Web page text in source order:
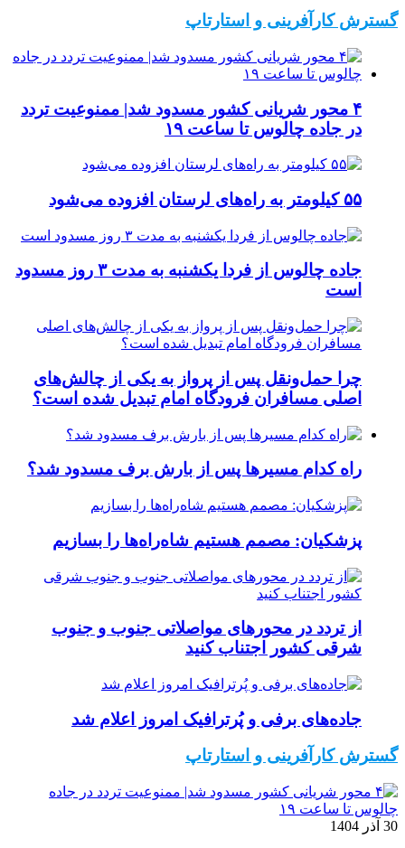
گسترش کارآفرینی و استارتاپ
۴ محور شریانی کشور مسدود شد| ممنوعیت تردد
در جاده چالوس تا ساعت ۱۹
۵۵ کیلومتر به راه‌های لرستان افزوده می‌شود
جاده چالوس از فردا یکشنبه به مدت ۳ روز مسدود
است
چرا حمل‌ونقل پس از پرواز به یکی از چالش‌های
اصلی مسافران فرودگاه امام تبدیل شده است؟
راه کدام مسیرها پس از بارش برف مسدود شد؟
پزشکیان: مصمم هستیم شاه‌راه‌ها را بسازیم
از تردد در محورهای مواصلاتی جنوب و جنوب
شرقی کشور اجتناب کنید
جاده‌های برفی و پُرترافیک امروز اعلام شد
گسترش کارآفرینی و استارتاپ
30 آذر 1404